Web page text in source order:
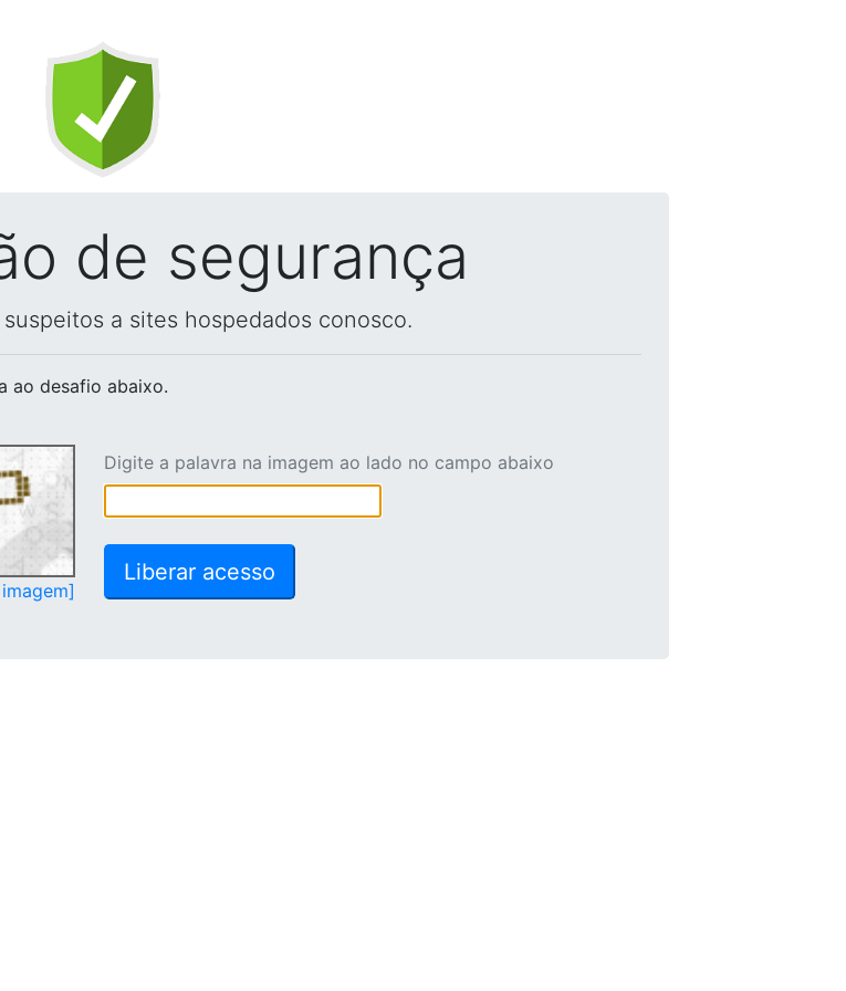
de segurança
a sites hospedados conosco.
ao desafio abaixo.
Digite a palavra na imagem ao lado no campo abaixo